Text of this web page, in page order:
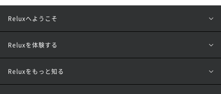
Reluxへようこそ
Reluxを体験する
Reluxをもっと知る